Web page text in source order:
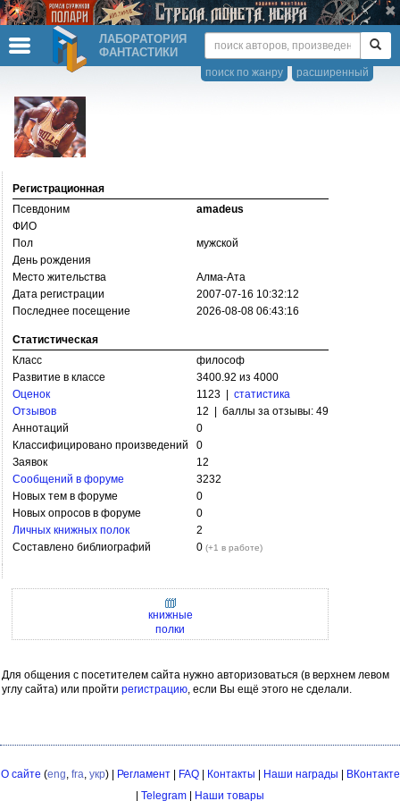
ЛАБОРАТОРИЯ
ФАНТАСТИКИ
расширенный
поиск по жанру
Регистрационная
Псевдоним
amadeus
ФИО
Пол
мужской
День рождения
Место жительства
Алма-Ата
Дата регистрации
2007-07-16 10:32:12
Последнее посещение
2026-08-08 06:43:16
Статистическая
Класс
философ
Развитие в классе
3400.92 из 4000
Оценок
1123 | статистика
Отзывов
12 | баллы за отзывы: 49
Аннотаций
0
Классифицировано произведений
0
Заявок
12
Сообщений в форуме
3232
Новых тем в форуме
0
Новых опросов в форуме
0
Личных книжных полок
2
Составлено библиографий
0 (+1 в работе)
книжные
полки
Для общения с посетителем сайта нужно авторизоваться (в верхнем левом
углу сайта) или пройти регистрацию, если Вы ещё этого не сделали.
О сайте (eng, fra, укр) | Регламент| FAQ| Контакты Наши награды
ВКонтакте
Telegram Наши товары